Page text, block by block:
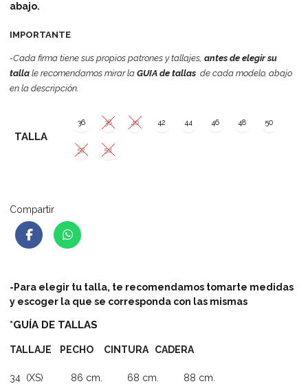
abajo.
IMPORTANTE
-Cada firma tiene sus propios patrones y tallajes,antes de elegir su
talla le recomendamos mirar laGUIA de tallas de cada modelo, abajo
en la descripción.
TALLA
36 38 40 42 44 46 48 50
52 54
Compartir
-Para elegir tu talla, te recomendamos tomarte medidas
y escoger la que se corresponda con las mismas
*GUÍA DE TALLAS
TALLAJE PECHO CINTURA CADERA
34 (XS) 86 cm. 68 cm. 88 cm.